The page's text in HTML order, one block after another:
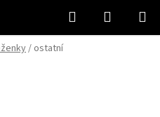
Hledat
KOŠÍK
/ ostatní